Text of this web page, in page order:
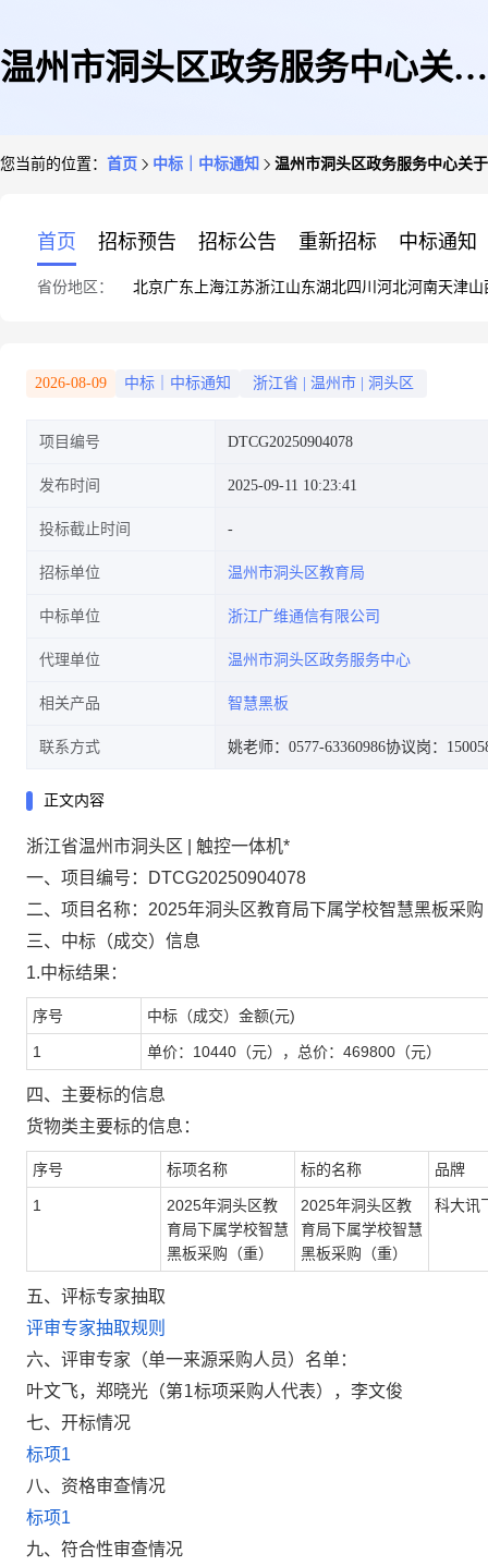
温州市洞头区政务服务中心关于
公告
您当前的位置： 首页 中标｜中标通知 温州市洞头区政务服务中心关
首页 招标预告 招标公告 重新招标 中标通知
省份地区： 北京广东 上海江苏浙江山东湖北四川 河北河南天津山
2026-08-09 中标｜中标通知 浙江省 温州市 洞头区
项目编号 DTCG20250904078
发布时间 2025-09-11 10:23:41
投标截止时间
招标单位 温州市洞头区教育局
中标单位 浙江广维通信有限公司
代理单位 温州市洞头区政务服务中心
相关产品 智慧黑板
联系方式 姚老师：0577-63360986协议岗：
正文内容
浙江省温州市洞头区 | 触控一体机*
一、项目编号：
DTCG20250904078
二、项目名称： 2025年洞头区教育局下属学校智慧黑板采购
三、中标（成交）信息
1.中标结果：
序号 中标（成交）金额(元)
1 单价：10440（元），总价：469800（元）
四、主要标的信息
货物类主要标的信息：
序号 标项名称 标的名称 品牌
1
2025年洞头区教
育局下属学校智慧
黑板采购（重）
2025年洞头区教
育局下属学校智慧
黑板采购（重）
科大讯
五、评标专家抽取
评审专家抽取规则
六、评审专家（单一来源采购人员）名单：
叶文飞，郑晓光（第1标项采购人代表），李文俊
七、开标情况
标项1
八、资格审查情况
标项1
九、符合性审查情况